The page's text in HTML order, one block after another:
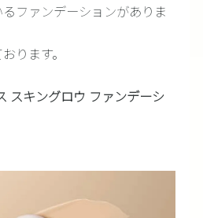
ファンデーションがありま
ります。
スキングロウ ファンデーシ